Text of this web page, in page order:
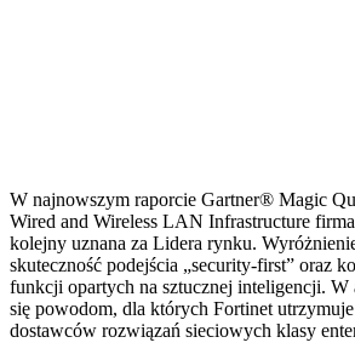
W najnowszym raporcie Gartner® Magic
Wired and Wireless LAN Infrastructure firma
kolejny uznana za Lidera rynku.
skuteczność podejścia „security-first” oraz
funkcji opartych na sztucznej inteligencji.
się powodom, dla których Fortinet
dostawców rozwiązań sieciowych klasy